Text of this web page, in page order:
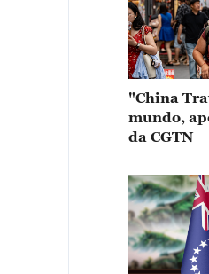
"China
mundo,
da CGTN